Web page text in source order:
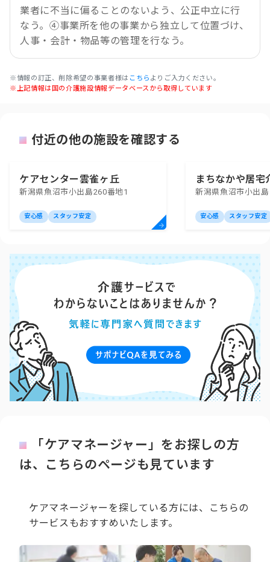
業者に不当に偏ることのないよう、公正中立に行
なう。④事業所を他の事業から独立して位置づけ、
人事・会計・物品等の管理を行なう。
※情報の訂正、削除希望の事業者様は こちら よりご入力ください。
※上記情報は国の介護施設情報データベースから取得しています
付近の他の施設を確認する
ケアセンター雲雀ヶ丘
新潟県魚沼市小出島260番地1
安心感 スタッフ安定
まちなかや居宅
所
新潟県魚沼市小出
安心感 スタッフ安定
「ケアマネージャー」をお探しの方
は、こちらのページも見ています
ケアマネージャーを探している方には、こちらの
サービスもおすすめいたします。